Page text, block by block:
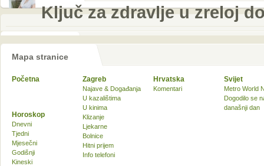
Ključ za zdravlje u zreloj
Mapa stranice
Početna Zagreb
Najave & Događanja
U kazalištima
U kinima
Klizanje
Ljekarne
Bolnice
Hitni prijem
Info telefoni
Hrvatska
Komentari
Svijet
Metro World
Dogodilo se
današnji dan
Horoskop
Dnevni
Tjedni
Mjesečni
Godišnji
Kineski